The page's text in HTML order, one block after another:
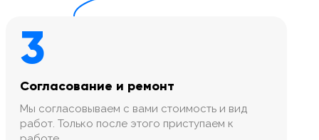
3
Согласование и ремонт
Мы согласовываем с вами стоимость и вид
работ. Только после этого приступаем к